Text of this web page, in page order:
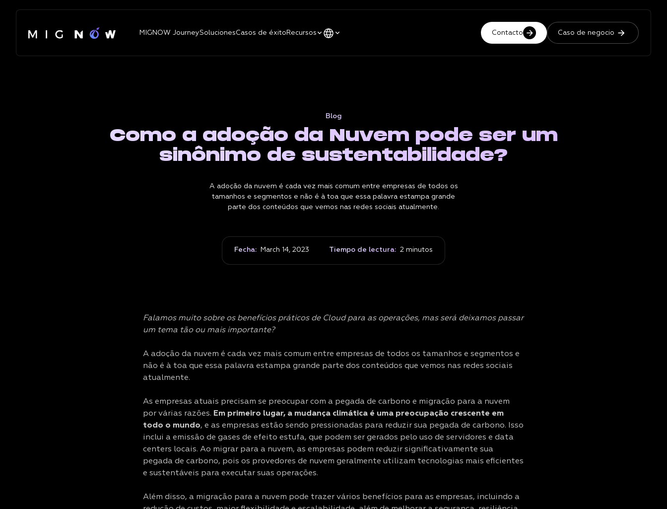
MIGNOW JourneySolucionesCasos de éxito Recursos Contacto Caso de negocio
Blog
Como a adoção da Nuvem pode ser um
sinônimo de sustentabilidade?
A adoção da nuvem é cada vez mais comum entre empresas de todos os
tamanhos e segmentos e não é à toa que essa palavra estampa grande
parte dos conteúdos que vemos nas redes sociais atualmente.
Fecha: March 14, 2023 Tiempo de lectura: 2 minutos
Falamos muito sobre os benefícios práticos de Cloud para as operações, mas será deixamos passar
um tema tão ou mais importante?
A adoção da nuvem é cada vez mais comum entre empresas de todos os tamanhos e segmentos e
não é à toa que essa palavra estampa grande parte dos conteúdos que vemos nas redes sociais
atualmente.
As empresas atuais precisam se preocupar com a pegada de carbono e migração para a nuvem
por várias razões. Em primeiro lugar, a mudança climática é uma preocupação crescente em
todo o mundo, e as empresas estão sendo pressionadas para reduzir sua pegada de carbono. Isso
inclui a emissão de gases de efeito estufa, que podem ser gerados pelo uso de servidores e data
centers locais. Ao migrar para a nuvem, as empresas podem reduzir significativamente sua
pegada de carbono, pois os provedores de nuvem geralmente utilizam tecnologias mais eficientes
e sustentáveis para executar suas operações.
Além disso, a migração para a nuvem pode trazer vários benefícios para as empresas, incluindo a